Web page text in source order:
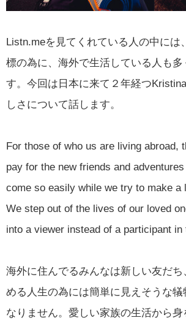
Listn.meを見てくれている人の中には
標の為に、海外で生活している人も多
す。今回は日本に来て２年経つ
しさについて話します。
For those of who us are living abroad,
pay for the new friends and
come so easily while we try to make a
We step out of the lives of our loved
into a viewer instead of a participant in
海外に住んでるみんなは新しい友だ
める人生の為には簡単に見えそうな
なりません。愛しい家族の生活から